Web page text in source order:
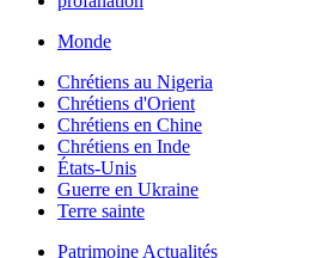
Monde
Chrétiens au Nigeria
Chrétiens d'Orient
Chrétiens en Chine
Chrétiens en Inde
États-Unis
Guerre en Ukraine
Terre sainte
Patrimoine Actualités